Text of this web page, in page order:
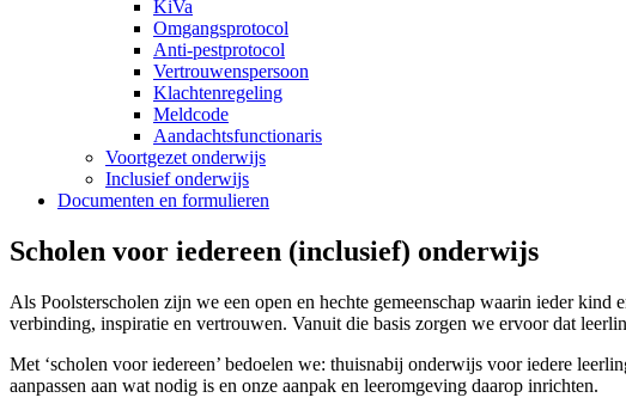
KiVa
Omgangsprotocol
Anti-pestprotocol
Vertrouwenspersoon
Klachtenregeling
Meldcode
Aandachtsfunctionaris
Voortgezet onderwijs
Inclusief onderwijs
Documenten en formulieren
Scholen voor iedereen (inclusief) onderwijs
Als Poolsterscholen zijn we een open en hechte gemeenschap waarin ieder
verbinding, inspiratie en vertrouwen. Vanuit die basis zorgen we ervoor dat
Met ‘scholen voor iedereen’ bedoelen we: thuisnabij onderwijs voor iedere
aanpassen aan wat nodig is en onze aanpak en leeromgeving daarop inrichten.